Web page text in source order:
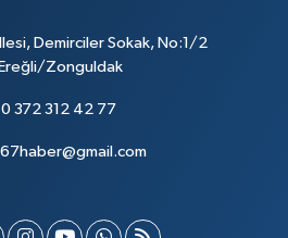
Demirciler Sokak, No:1/2
Zonguldak
0 372 312 42 77